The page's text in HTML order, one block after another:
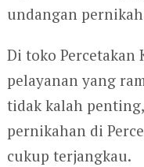
undangan
Di toko Percetakan
pelayanan yang
tidak kalah
pernikahan di
cukup terjangkau.